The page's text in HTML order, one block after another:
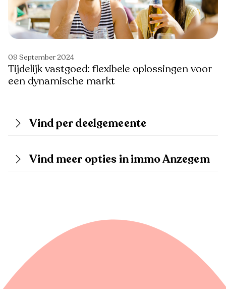
09 September 2024
Tijdelijk vastgoed: flexibele oplossingen voor
een dynamische markt
Vind per deelgemeente
Vind meer opties in immo Anzegem